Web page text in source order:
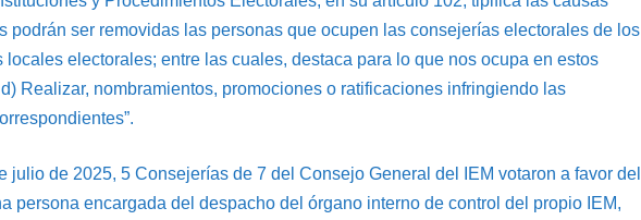
podrán ser removidas las personas que ocupen las consejerías electorales de los
electorales; entre las cuales, destaca para lo que nos ocupa en estos
Realizar, nombramientos, promociones o ratificaciones infringiendo las
julio de 2025, 5 Consejerías de 7 del Consejo General del IEM votaron a favor del
persona encargada del despacho del órgano interno de control del propio IEM,